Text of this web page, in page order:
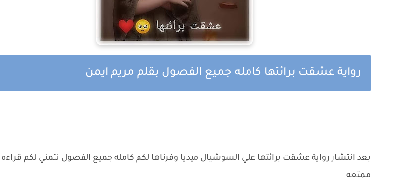
رواية عشقت برائتها كامله جميع الفصول بقلم مريم ايمن
بعد انتشار رواية عشقت برائتها علي السوشيال ميديا وفرناها لكم كامله جميع الفصول نتمني لكم قراءه
ممتعه